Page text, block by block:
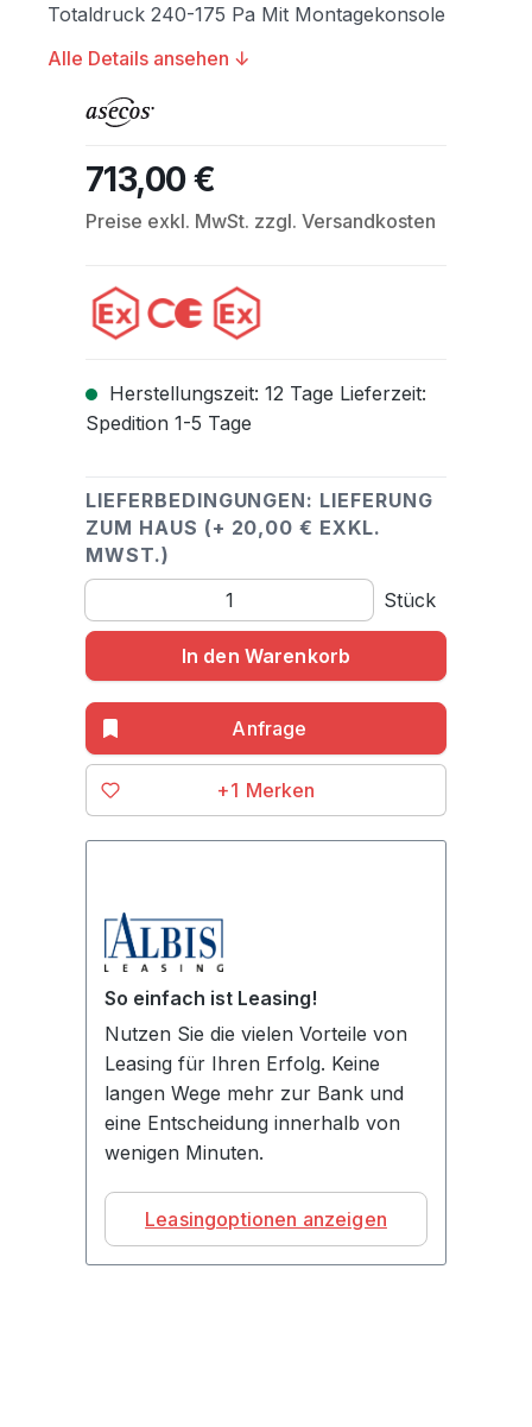
Totaldruck 240-175 Pa Mit Montagekonsole
Alle Details ansehen ↓
Regulärer Preis:
713,00 €
Preise exkl. MwSt. zzgl. Versandkosten
Herstellungszeit: 12 Tage Lieferzeit:
Spedition 1-5 Tage
LIEFERBEDINGUNGEN: LIEFERUNG
ZUM HAUS (+ 20,00 € EXKL.
MWST.)
Produkt Anzahl: Gib den gewünschten Wert ein
Stück
In den Warenkorb
+1
So einfach ist Leasing!
Nutzen Sie die vielen Vorteile von
Leasing für Ihren Erfolg. Keine
langen Wege mehr zur Bank und
eine Entscheidung innerhalb von
wenigen Minuten.
Leasingoptionen anzeigen